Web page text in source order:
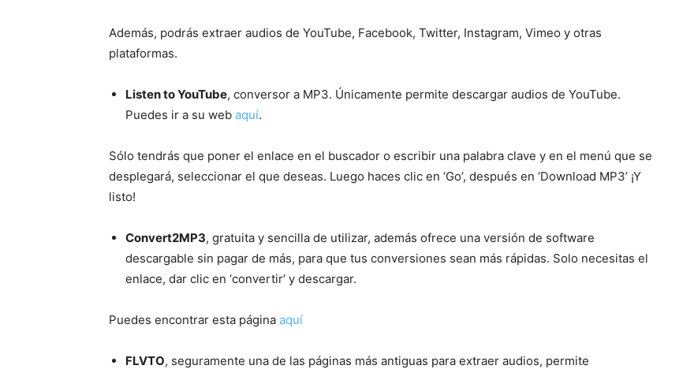
Además, podrás extraer audios de YouTube, Facebook, Twitter, Instagram, Vimeo y otras
plataformas.
Listen to YouTube, conversor a MP3. Únicamente permite descargar audios de YouTube.
Puedes ir a su web aquí.
Sólo tendrás que poner el enlace en el buscador o escribir una palabra clave y en el menú que se
desplegará, seleccionar el que deseas. Luego haces clic en ‘Go’, después en ‘Download MP3’ ¡Y
listo!
Convert2MP3, gratuita y sencilla de utilizar, además ofrece una versión de software
descargable sin pagar de más, para que tus conversiones sean más rápidas. Solo necesitas el
enlace, dar clic en ‘convertir’ y descargar.
Puedes encontrar esta página aquí
FLVTO, seguramente una de las páginas más antiguas para extraer audios, permite